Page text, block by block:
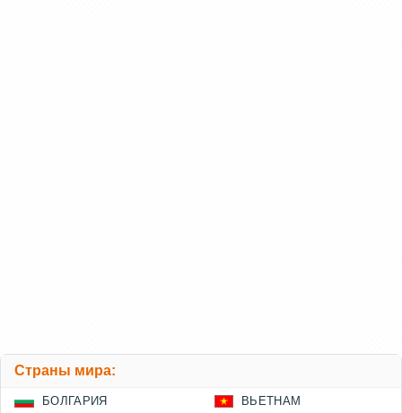
Страны мира:
БОЛГАРИЯ ВЬЕТНАМ